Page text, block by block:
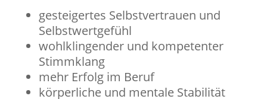
gesteigertes Selbstvertrauen und
Selbstwertgefühl
wohlklingender und kompetenter
Stimmklang
mehr Erfolg im Beruf
körperliche und mentale Stabilität